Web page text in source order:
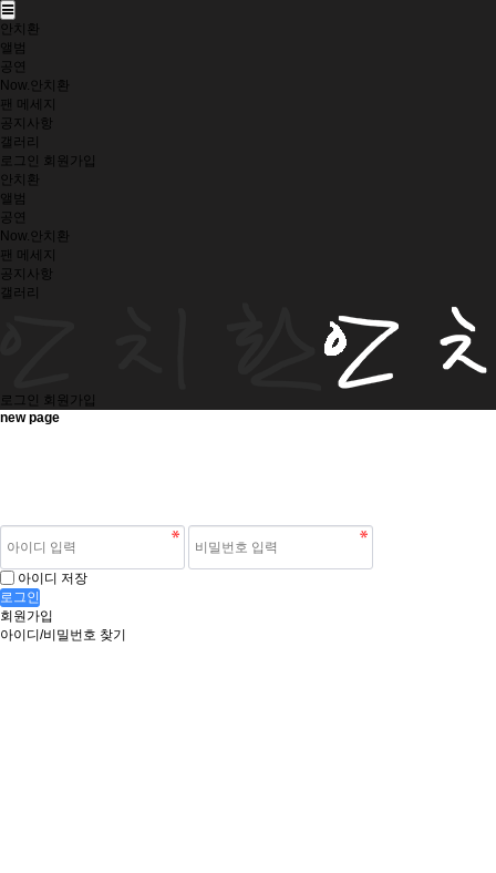
안치환
앨범
공연
Now.안치환
팬 메세지
공지사항
갤러리
로그인
회원가입
안치환
앨범
공연
Now.안치환
팬 메세지
공지사항
갤러리
로그인
회원가입
new page
아이디 저장
로그인
회원가입
아이디/비밀번호 찾기